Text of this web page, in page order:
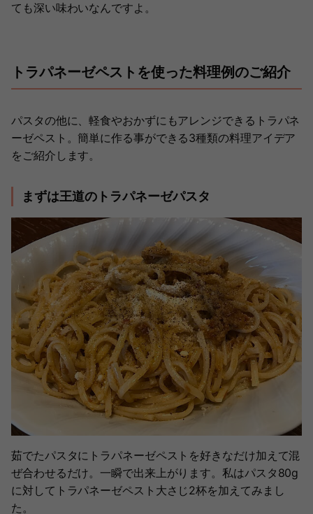
ても深い味わいなんですよ。
トラパネーゼペストを使った料理例のご紹介
パスタの他に、軽食やおかずにもアレンジできるトラパネ
ーゼペスト。簡単に作る事ができる3種類の料理アイデア
をご紹介します。
まずは王道のトラパネーゼパスタ
茹でたパスタにトラパネーゼペストを好きなだけ加えて混
ぜ合わせるだけ。一瞬で出来上がります。私はパスタ80g
に対してトラパネーゼペスト大さじ2杯を加えてみまし
た。